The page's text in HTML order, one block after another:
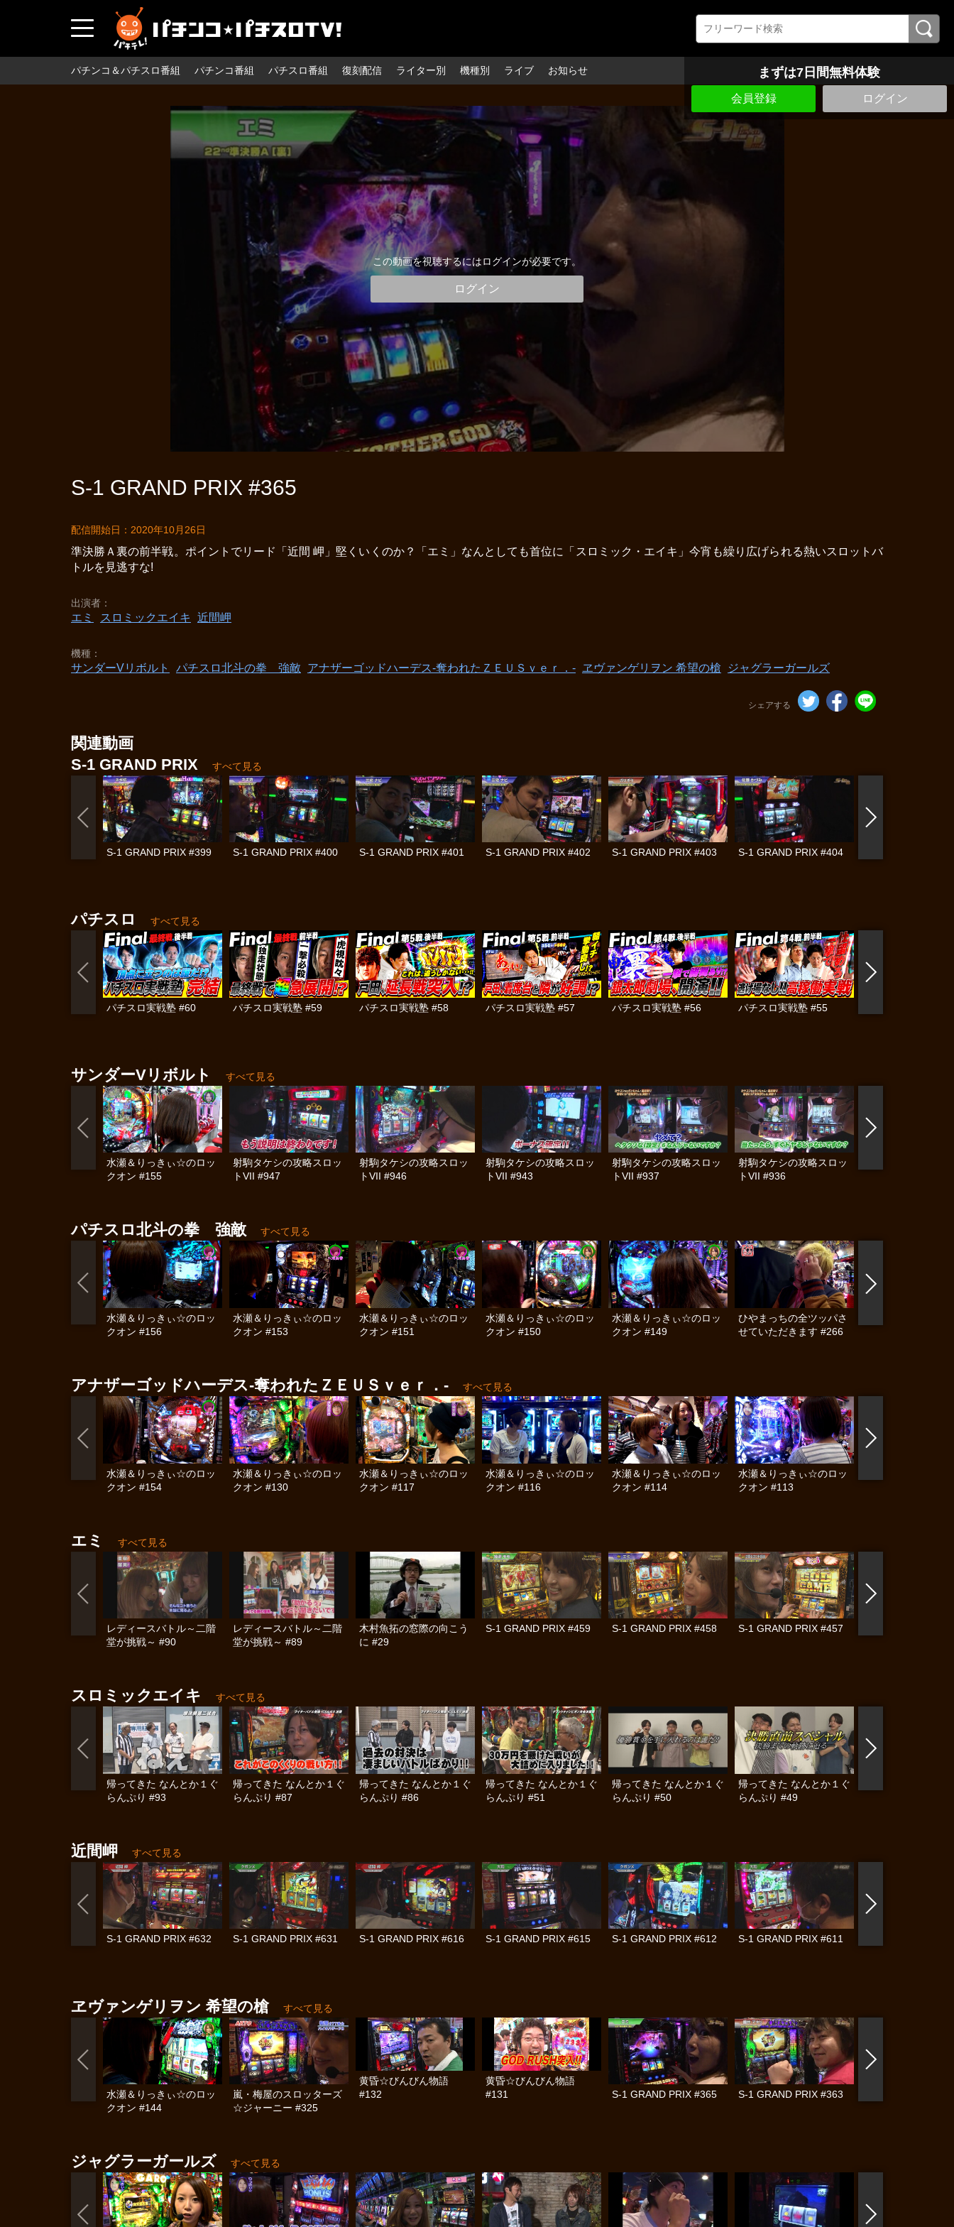
パチンコ＆パチスロ番組 パチンコ番組 パチスロ番組 復刻配信 ライター別 機種別 ライブ お知らせ まずは7日間無料体験
会員登録 ログイン
この動画を視聴するにはログインが必要です。
ログイン
S-1 GRAND PRIX #365
配信開始日：2020年10月26日
準決勝Ａ裏の前半戦。ポイントでリード「近間 岬」堅くいくのか？「エミ」なんとしても首位に「スロミック・エイキ」今宵も繰り広げられる熱いスロットバ
トルを見逃すな!
出演者
エミ スロミックエイキ 近間岬
機種
サンダーVリボルト パチスロ北斗の拳 強敵 アナザーゴッドハーデス-奪われたＺＥＵＳｖｅｒ．- ヱヴァンゲリヲン 希望の槍 ジャグラーガールズ
シェアする
関連動画
S-1 GRAND PRIX
すべて見る
S-1 GRAND PRIX #399 S-1 GRAND PRIX #400 S-1 GRAND PRIX #401 S-1 GRAND PRIX #402 S-1 GRAND PRIX #403 S-1 GRAND PRIX #404
パチスロ すべて見る
パチスロ実戦塾 #60 パチスロ実戦塾 #59 パチスロ実戦塾 #58 パチスロ実戦塾 #57 パチスロ実戦塾 #56 パチスロ実戦塾 #55
サンダーVリボルト すべて見る
水瀬＆りっきぃ☆のロッ
クオン #155
射駒タケシの攻略スロッ
トVII #947
射駒タケシの攻略スロッ
トVII #946
射駒タケシの攻略スロッ
トVII #943
射駒タケシの攻略スロッ
トVII #937
射駒タケシの攻略スロッ
トVII #936
パチスロ北斗の拳 強敵 すべて見る
水瀬＆りっきぃ☆のロッ
クオン #156
水瀬＆りっきぃ☆のロッ
クオン #153
水瀬＆りっきぃ☆のロッ
クオン #151
水瀬＆りっきぃ☆のロッ
クオン #150
水瀬＆りっきぃ☆のロッ
クオン #149
ひやまっちの全ツッパさ
せていただきます #266
アナザーゴッドハーデス-奪われたＺＥＵＳｖｅｒ．- すべて見る
水瀬＆りっきぃ☆のロッ
クオン #154
水瀬＆りっきぃ☆のロッ
クオン #130
水瀬＆りっきぃ☆のロッ
クオン #117
水瀬＆りっきぃ☆のロッ
クオン #116
水瀬＆りっきぃ☆のロッ
クオン #114
水瀬＆りっきぃ☆のロッ
クオン #113
エミ すべて見る
レディースバトル～二階
堂が挑戦～ #90
レディースバトル～二階
堂が挑戦～ #89
木村魚拓の窓際の向こう
に #29
S-1 GRAND PRIX #459 S-1 GRAND PRIX #458 S-1 GRAND PRIX #457
スロミックエイキ すべて見る
帰ってきた なんとか１ぐ
らんぷり #93
帰ってきた なんとか１ぐ
らんぷり #87
帰ってきた なんとか１ぐ
らんぷり #86
帰ってきた なんとか１ぐ
らんぷり #51
帰ってきた なんとか１ぐ
らんぷり #50
帰ってきた なんとか１ぐ
らんぷり #49
近間岬 すべて見る
S-1 GRAND PRIX #632 S-1 GRAND PRIX #631 S-1 GRAND PRIX #616 S-1 GRAND PRIX #615 S-1 GRAND PRIX #612 S-1 GRAND PRIX #611
ヱヴァンゲリヲン 希望の槍 すべて見る
水瀬＆りっきぃ☆のロッ
クオン #144
嵐・梅屋のスロッターズ
☆ジャーニー #325
黄昏☆びんびん物語
#132
黄昏☆びんびん物語
#131
S-1 GRAND PRIX #365 S-1 GRAND PRIX #363
ジャグラーガールズ すべて見る